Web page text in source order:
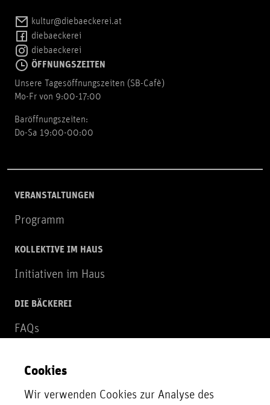
kultur@diebaeckerei.at
diebaeckerei
diebaeckerei
ÖFFNUNGSZEITEN
Unsere Tagesöffnungszeiten (SB-Cafè)
Mo-Fr von 9:00-17:00
Baröffnungszeiten:
Do-Sa 19:00-00:00
VERANSTALTUNGEN
Programm
KOLLEKTIVE IM HAUS
Initiativen im Haus
DIE BÄCKEREI
FAQs
NEWSLETTER
Zur Newsletter Anmeldung
Cookies
Wir verwenden Cookies zur Analyse des